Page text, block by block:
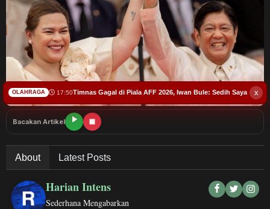
Nasional
News
Budaya
Teknologi
Bursa
Hukum dan Kriminal
Bacakan Artikel
About Latest Posts
Harian Intens
Sederhana Mengabarkan
x
OLAHRAGA 17:50Timnas Gagal di Piala AFF 2026, Iwan Bule: Sedih Saya